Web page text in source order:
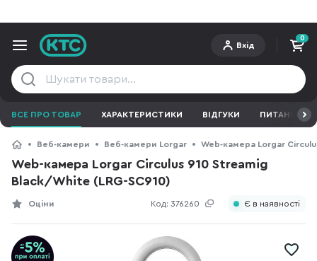
Вхід
0
ВСЕ ПРО ТОВАР ХАРАКТЕРИСТИКИ ВІДГУКИ ПИТАННЯ ТА
Веб-камери Веб-камери Lorgar Web-камера Lorgar
Web-камера Lorgar Circulus 910 Streamig
Black/White (LRG-SC910)
Код: 376260
Оціни Є в наявності